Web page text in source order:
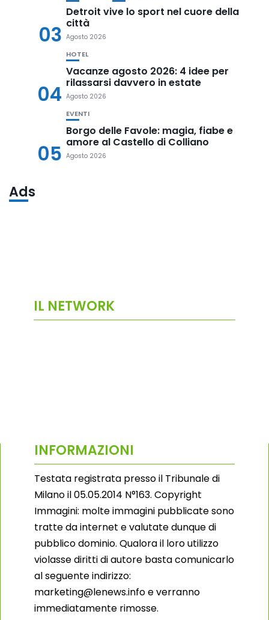
03
Detroit vive lo sport nel cuore della
città
Agosto 2026
04
HOTEL
Vacanze agosto 2026: 4 idee per
rilassarsi davvero in estate
Agosto 2026
05
EVENTI
Borgo delle Favole: magia, fiabe e
amore al Castello di Colliano
Agosto 2026
Ads
IL NETWORK
INFORMAZIONI
Testata registrata presso il Tribunale di
Milano il 05.05.2014 N°163. Copyright
Immagini: molte immagini pubblicate sono
tratte da internet e valutate dunque di
pubblico dominio. Qualora il loro utilizzo
violasse diritti di autore basta comunicarlo
al seguente indirizzo:
marketing@lenews.info e verranno
immediatamente rimosse.